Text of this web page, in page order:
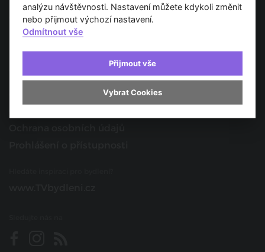
O nás
Provozovatel
Kontakt
Spolupracujte s námi
analýzu návštěvnosti. Nastavení můžete kdykoli změnit
nebo přijmout výchozí nastavení.
Odmítnout vše
Přijmout vše
Vybrat Cookies